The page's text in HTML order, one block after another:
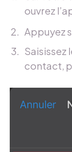
ouvrez
Appuyez
Saisissez
contact,